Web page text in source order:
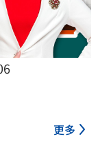
更多